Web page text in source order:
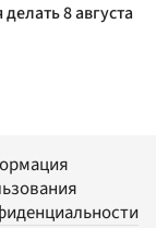
8 августа